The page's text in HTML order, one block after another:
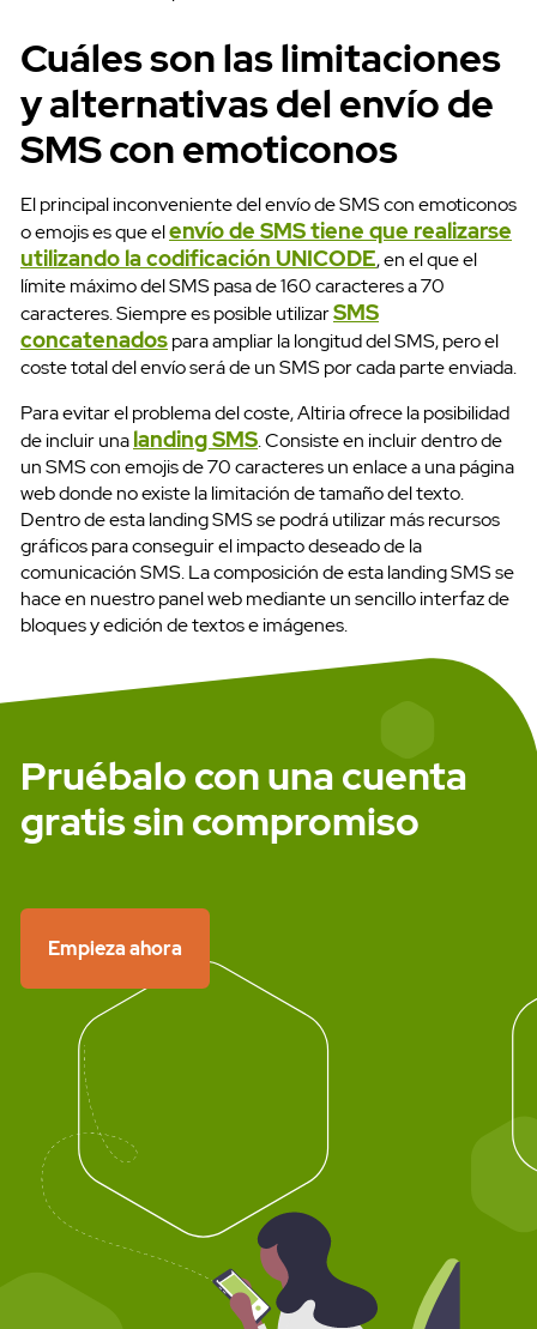
Cuáles son las limitaciones
y alternativas del envío de
SMS con emoticonos
El principal inconveniente del envío de SMS con emoticonos
o emojis es que elenvío de SMS tiene que realizarse
utilizando la codificación UNICODE, en el que el
límite máximo del SMS pasa de 160 caracteres a 70
caracteres. Siempre es posible utilizarSMS
concatenadospara ampliar la longitud del SMS, pero el
coste total del envío será de un SMS por cada parte enviada.
Para evitar el problema del coste, Altiria ofrece la posibilidad
de incluir unalanding SMS. Consiste en incluir dentro de
un SMS con emojis de 70 caracteres un enlace a una página
web donde no existe la limitación de tamaño del texto.
Dentro de esta landing SMS se podrá utilizar más recursos
gráficos para conseguir el impacto deseado de la
comunicación SMS. La composición de esta landing SMS se
hace en nuestro panel web mediante un sencillo interfaz de
bloques y edición de textos e imágenes.
Pruébalo con una cuenta
gratis sin compromiso
Empieza ahora